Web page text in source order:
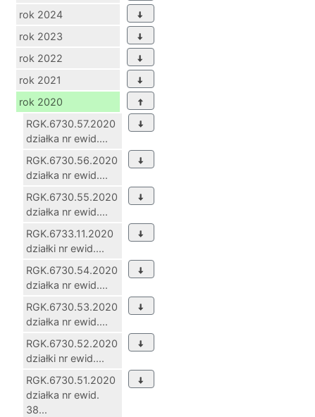
rok 2024
rok 2023
rok 2022
rok 2021
rok 2020
RGK.6730.57.2020
działka nr ewid....
RGK.6730.56.2020
działka nr ewid....
RGK.6730.55.2020
działka nr ewid....
RGK.6733.11.2020
działki nr ewid....
RGK.6730.54.2020
działka nr ewid....
RGK.6730.53.2020
działka nr ewid....
RGK.6730.52.2020
działki nr ewid....
RGK.6730.51.2020
działka nr ewid.
38...